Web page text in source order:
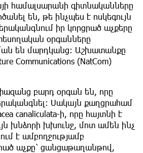
համալսարանի գիտնականները
են, թե ինչպես է ոսկեգույն
իր կորցրած աչքերը
օրգանները
են մարդկանց: Աշխատանքը
Communications (NatCom)
բարդ օրգան են, որը
Սակայն քաղցրահամ
canaliculata-ի, որը հայտնի է
խնձորի խխունջ, մոտ ամեն ինչ
է ամբողջությամբ
աչքը՝ ցանցաթաղանթով,